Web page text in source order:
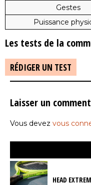
Gestes
Puissance
Les tests de la
RÉDIGER UN TEST
Laisser un
Vous devez vous
HEAD